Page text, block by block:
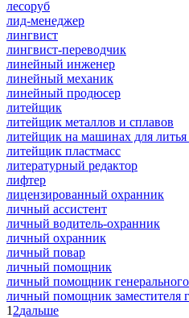
лесоруб
лид-менеджер
лингвист
лингвист-переводчик
линейный инженер
линейный механик
линейный продюсер
литейщик
литейщик металлов и сплавов
литейщик на машинах для
литейщик пластмасс
литературный редактор
лифтер
лицензированный охранник
личный ассистент
личный водитель-охранник
личный охранник
личный повар
личный помощник
личный помощник генерального
личный помощник заместителя
1 2дальше